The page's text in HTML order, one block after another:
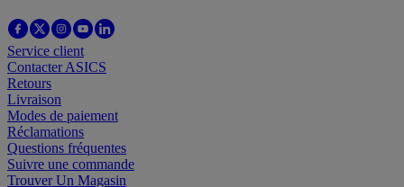
Service client
Contacter ASICS
Retours
Livraison
Modes de paiement
Réclamations
Questions fréquentes
Suivre une commande
Trouver Un Magasin